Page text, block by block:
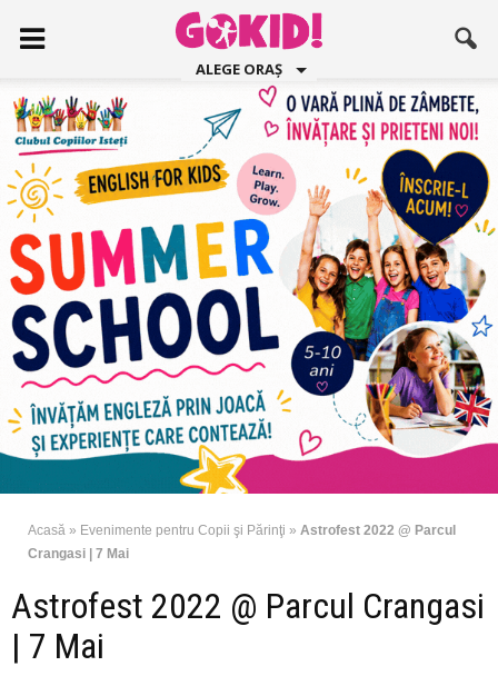
ALEGE ORAȘ
Acasă » Evenimente pentru Copii şi Părinţi » Astrofest 2022 @ Parcul
Crangasi | 7 Mai
Astrofest 2022 @ Parcul Crangasi
| 7 Mai